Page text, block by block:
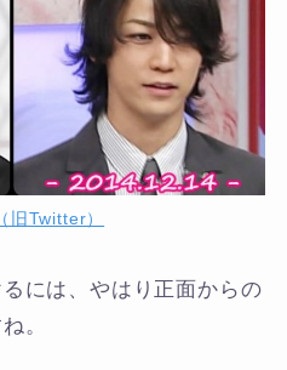
旧Twitter）
には、やはり正面からの
。